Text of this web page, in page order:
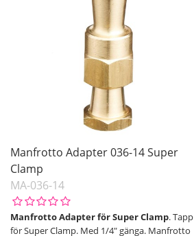
Manfrotto Adapter 036-14 Super
Clamp
MA-036-14
Manfrotto Adapter för Super Clamp. Tapp
för Super Clamp. Med 1/4" gänga. Manfrotto